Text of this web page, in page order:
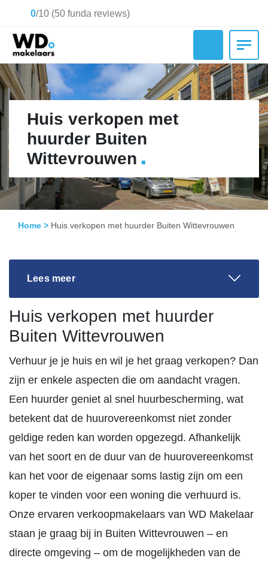
0/10 (50 funda reviews)
Huis verkopen met
huurder Buiten
Wittevrouwen .
Home > Huis verkopen met huurder Buiten Wittevrouwen
Lees meer
Huis verkopen met huurder
Buiten Wittevrouwen
Verhuur je je huis en wil je het graag verkopen? Dan
zijn er enkele aspecten die om aandacht vragen.
Een huurder geniet al snel huurbescherming, wat
betekent dat de huurovereenkomst niet zonder
geldige reden kan worden opgezegd. Afhankelijk
van het soort en de duur van de huurovereenkomst
kan het voor de eigenaar soms lastig zijn om een
koper te vinden voor een woning die verhuurd is.
Onze ervaren verkoopmakelaars van WD Makelaar
staan je graag bij in Buiten Wittevrouwen – en
directe omgeving – om de mogelijkheden van de